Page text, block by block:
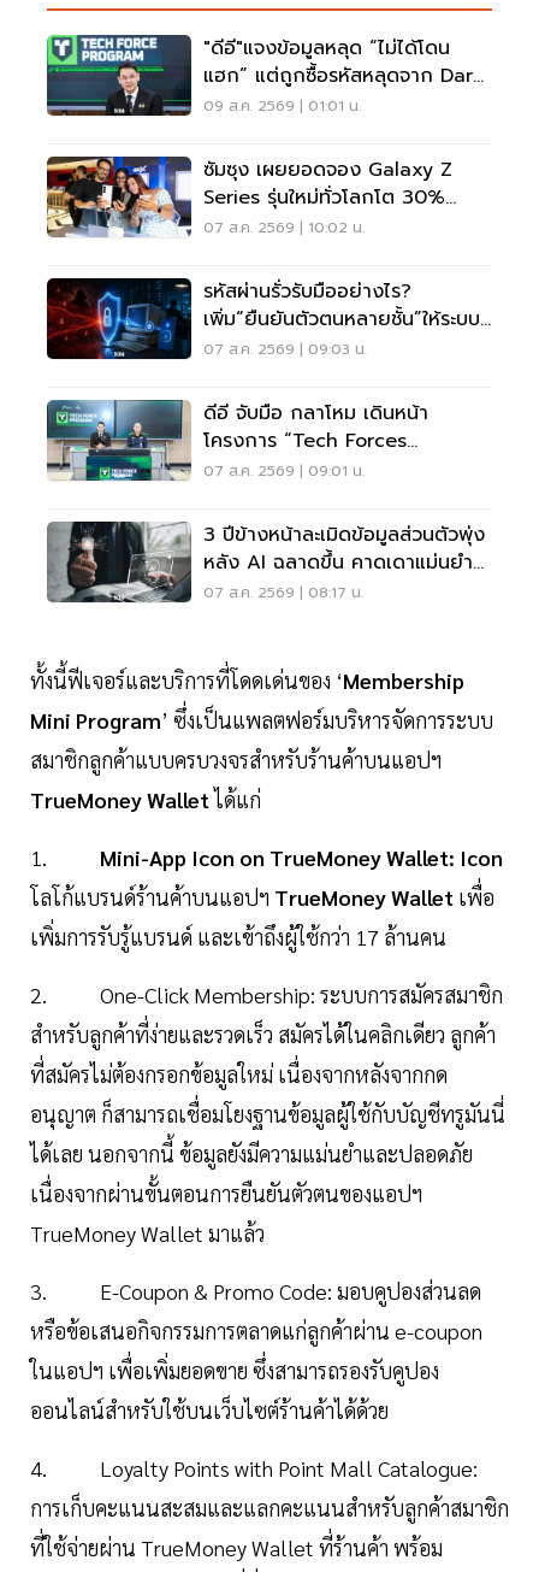
"ดีอี"แจงข้อมูลหลุด “ไม่ได้โดน
แฮก” แต่ถูกซื้อรหัสหลุดจาก Dark
Web มาสวมสิทธิ์
09 ส.ค. 2569 | 01:01 น.
ซัมซุง เผยยอดจอง Galaxy Z
Series รุ่นใหม่ทั่วโลกโต 30%
เกาหลีใต้แตะ 1.44 ล้านเครื่อง
07 ส.ค. 2569 | 10:02 น.
รหัสผ่านรั่วรับมืออย่างไร?
เพิ่ม“ยืนยันตัวตนหลายชั้น”ให้ระบบ
เดิม ไม่ต้องรื้อใหม่
07 ส.ค. 2569 | 09:03 น.
ดีอี จับมือ กลาโหม เดินหน้า
โครงการ “Tech Forces
Program”
07 ส.ค. 2569 | 09:01 น.
3 ปีข้างหน้าละเมิดข้อมูลส่วนตัวพุ่ง
หลัง AI ฉลาดขึ้น คาดเดาแม่นยำ
กว่าเดิม
07 ส.ค. 2569 | 08:17 น.
ทั้งนี้ฟีเจอร์และบริการที่โดดเด่นของ ‘Membership
Mini Program’ ซึ่งเป็นแพลตฟอร์มบริหารจัดการระบบ
สมาชิกลูกค้าแบบครบวงจรสำหรับร้านค้าบนแอปฯ
TrueMoney Walletได้แก่
1.
Mini-App Icon on TrueMoney Wallet: Icon
โลโก้แบรนด์ร้านค้าบนแอปฯ TrueMoney Wallet เพื่อ
เพิ่มการรับรู้แบรนด์ และเข้าถึงผู้ใช้กว่า 17 ล้านคน
2. One-Click Membership: ระบบการสมัครสมาชิก
สำหรับลูกค้าที่ง่ายและรวดเร็ว สมัครได้ในคลิกเดียว ลูกค้า
ที่สมัครไม่ต้องกรอกข้อมูลใหม่ เนื่องจากหลังจากกด
อนุญาต ก็สามารถเชื่อมโยงฐานข้อมูลผู้ใช้กับบัญชีทรูมันนี่
ได้เลย นอกจากนี้ ข้อมูลยังมีความแม่นยำและปลอดภัย
เนื่องจากผ่านขั้นตอนการยืนยันตัวตนของแอปฯ
TrueMoney Wallet มาแล้ว
3. E-Coupon & Promo Code: มอบคูปองส่วนลด
หรือข้อเสนอกิจกรรมการตลาดแก่ลูกค้าผ่าน e-coupon
ในแอปฯ เพื่อเพิ่มยอดขาย ซึ่งสามารถรองรับคูปอง
ออนไลน์สำหรับใช้บนเว็บไซต์ร้านค้าได้ด้วย
4. Loyalty Points with Point Mall Catalogue:
การเก็บคะแนนสะสมและแลกคะแนนสำหรับลูกค้าสมาชิก
ที่ใช้จ่ายผ่าน TrueMoney Wallet ที่ร้านค้า พร้อม